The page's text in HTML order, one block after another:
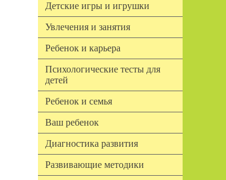
Детские игры и игрушки
Увлечения и занятия
Ребенок и карьера
Психологические тесты для
детей
Ребенок и семья
Ваш ребенок
Диагностика развития
Развивающие методики